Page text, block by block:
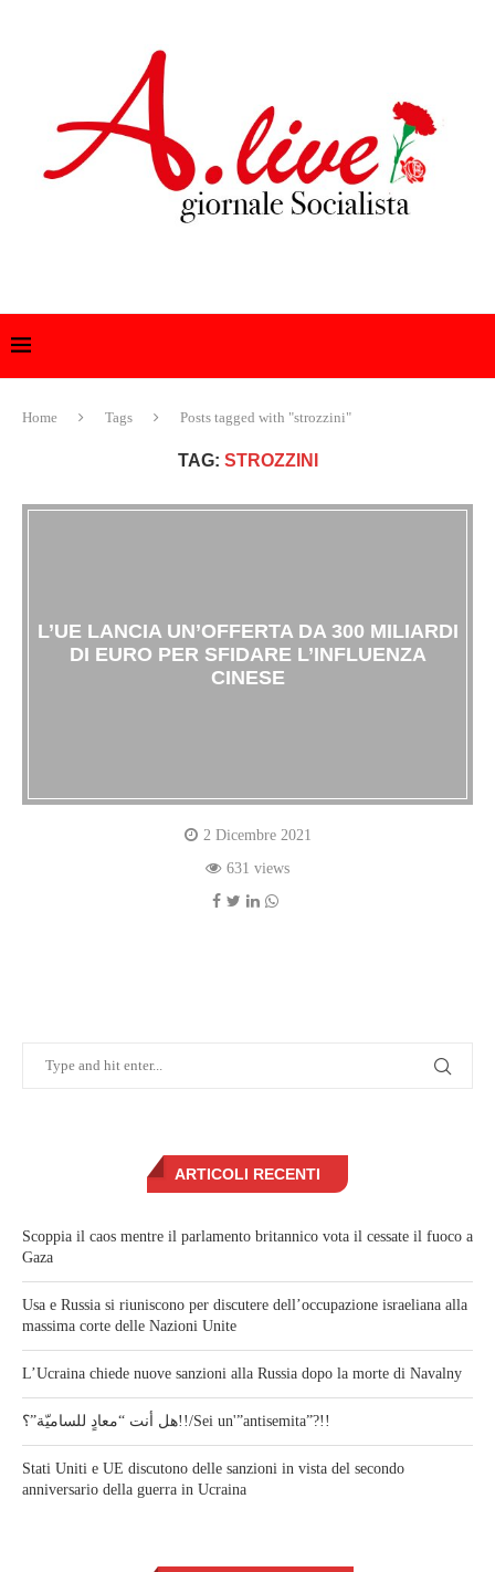
Home Tags Posts tagged with "strozzini"
TAG: STROZZINI
L’UE LANCIA UN’OFFERTA DA 300 MILIARDI
DI EURO PER SFIDARE L’INFLUENZA
CINESE
2 Dicembre 2021
631 views
ARTICOLI RECENTI
Scoppia il caos mentre il parlamento britannico vota il cessate il fuoco a
Gaza
Usa e Russia si riuniscono per discutere dell’occupazione israeliana alla
massima corte delle Nazioni Unite
L’Ucraina chiede nuove sanzioni alla Russia dopo la morte di Navalny
هل أنت “معادٍ للساميّة”؟!!/Sei un'”antisemita”?!!
Stati Uniti e UE discutono delle sanzioni in vista del secondo
anniversario della guerra in Ucraina